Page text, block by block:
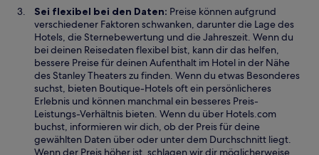
Sei flexibel bei den Daten: Preise können aufgrund
verschiedener Faktoren schwanken, darunter die Lage des
Hotels, die Sternebewertung und die Jahreszeit. Wenn du
bei deinen Reisedaten flexibel bist, kann dir das helfen,
bessere Preise für deinen Aufenthalt im Hotel in der Nähe
des Stanley Theaters zu finden. Wenn du etwas Besonderes
suchst, bieten Boutique-Hotels oft ein persönlicheres
Erlebnis und können manchmal ein besseres Preis-
Leistungs-Verhältnis bieten. Wenn du über Hotels.com
buchst, informieren wir dich, ob der Preis für deine
gewählten Daten über oder unter dem Durchschnitt liegt.
Wenn der Preis höher ist, schlagen wir dir möglicherweise